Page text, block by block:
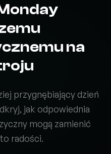
na
przygnębiający dzień
jak odpowiednia
mogą zamienić
radości.